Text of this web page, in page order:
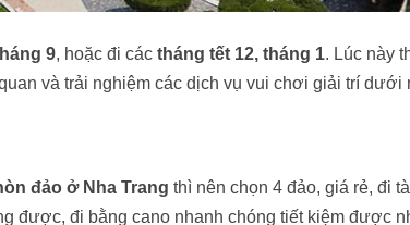
9, hoặc đi các tháng tết 12, tháng 1. Lúc này
và trải nghiệm các dịch vụ vui chơi giải trí dưới
đảo ở Nha Trang thì nên chọn 4 đảo, giá rẻ, đi
được, đi bằng cano nhanh chóng tiết kiệm được